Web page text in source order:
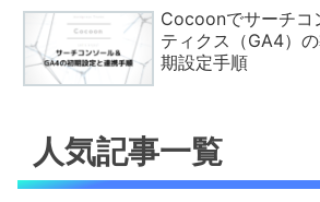
Cocoonでサーチコ
ティクス（GA4）
期設定手順
人気記事一覧